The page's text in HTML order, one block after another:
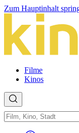
Zum Hauptinhalt
Filme
Kinos